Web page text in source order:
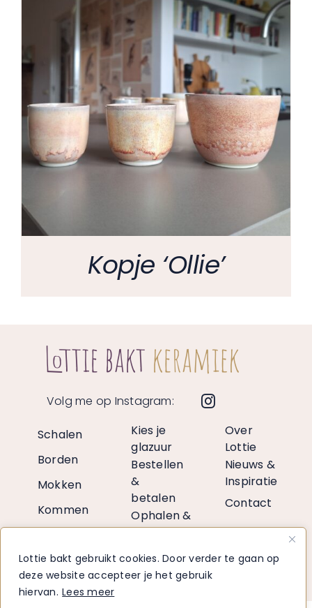
Lottie bakt gebruikt cookies. Door verder te gaan op
deze website accepteer je het gebruik
hiervan. Lees meer
Kopje ‘Ollie’
Volg me op Instagram:
Schalen
Borden
Mokken
Kommen
Decoratie
Kies je
glazuur
Bestellen
&
betalen
Ophalen &
verzenden
Retourneren
Voor
Over
Lottie
Nieuws &
Inspiratie
Contact